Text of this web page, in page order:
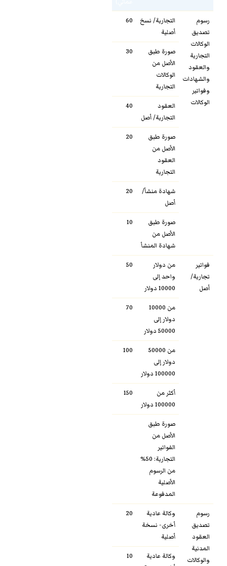
رسوم
تصديق
الوكالات
التجارية
والعقود
والشهادات
وفواتير
الوكالات
التجارية/ نسخ
أصلية
60
صورة طبق
الأصل من
الوكالات
التجارية
30
العقود
التجارية/ أصل
40
صورة طبق
الأصل من
العقود
التجارية
20
شهادة منشأ/
أصل
20
صورة طبق
الأصل من
شهادة المنشأ
10
فواتير
تجارية/
أصل
من دولار
واحد إلى
10000 دولار
50
من 10000
دولار إلى
50000 دولار
70
من 50000
دولار إلى
100000 دولار
100
أكثر من
100000 دولار
150
صورة طبق
الأصل من
الفواتير
التجارية: 50%
من الرسوم
الأصلية
المدفوعة
رسوم
تصديق
العقود
المدنية
والوكالات
وكالة عادية
أخرى- نسخة
أصلية
20
وكالة عادية
10